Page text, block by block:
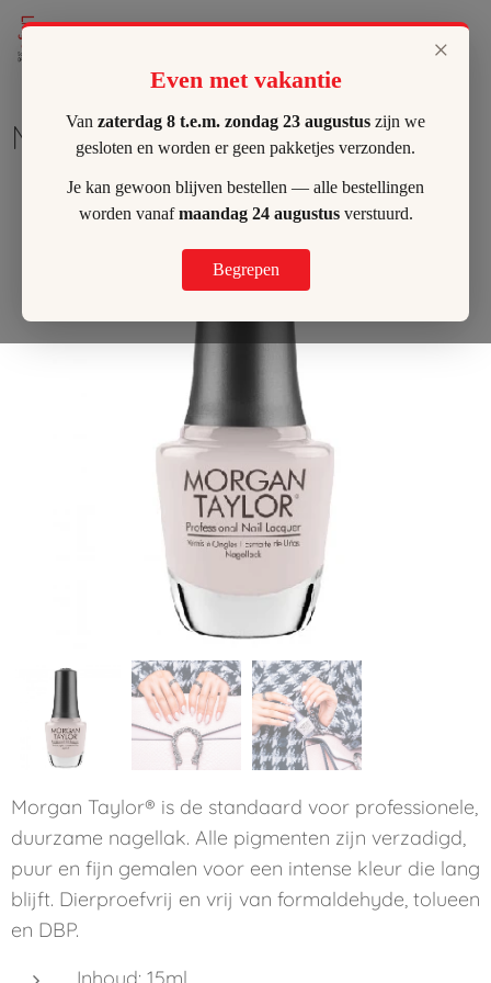
Morgan Taylor - Tweed me!
Morgan Taylor® is de standaard voor professionele,
duurzame nagellak. Alle pigmenten zijn verzadigd,
puur en fijn gemalen voor een intense kleur die lang
blijft. Dierproefvrij en vrij van formaldehyde, tolueen
en DBP.
×
Even met vakantie
Van zaterdag 8 t.e.m. zondag 23 augustus zijn we
gesloten en worden er geen pakketjes verzonden.
Je kan gewoon blijven bestellen — alle bestellingen
worden vanafmaandag 24 augustusverstuurd.
Begrepen